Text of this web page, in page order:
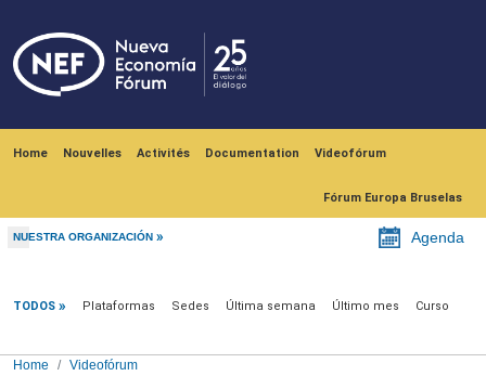
Home Nouvelles Activités Documentation Videofórum
Fórum Europa Bruselas
NUESTRA ORGANIZACIÓN Agenda
TODOS Plataformas Sedes Última semana Último mes Curso
Home Videofórum